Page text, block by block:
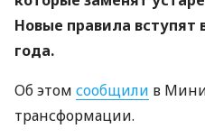
Новые правила вступят
года.
Об этом сообщили в
трансформации.